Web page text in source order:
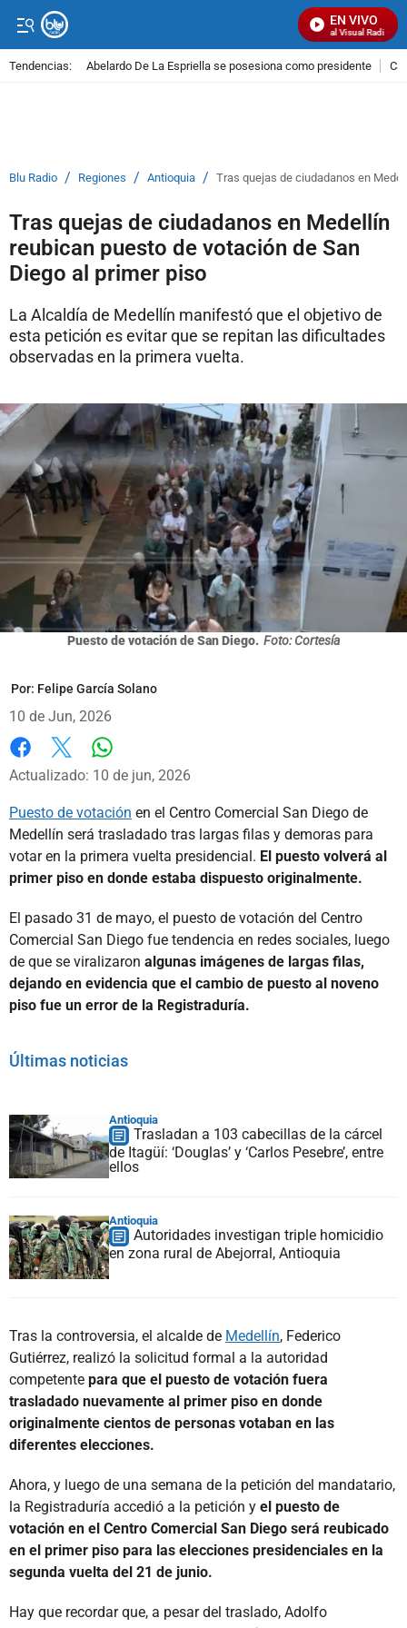
EN VIVO
Señal Visual Radio
Tendencias: Abelardo De La Espriella se posesiona como presidente
Blu Radio / Regiones / Antioquia / Tras quejas de ciudadanos en
Tras quejas de ciudadanos en Medellín
reubican puesto de votación de San
Diego al primer piso
La Alcaldía de Medellín manifestó que el objetivo de
esta petición es evitar que se repitan las dificultades
observadas en la primera vuelta.
Puesto de votación de San Diego. Foto: Cortesía
Por: Felipe García Solano
10 de Jun, 2026
Facebook
X
Actualizado: 10 de jun, 2026
Puesto de votación en el Centro Comercial San Diego de
Medellín será trasladado tras largas filas y demoras para
votar en la primera vuelta presidencial. El puesto volverá al
primer piso en donde estaba dispuesto originalmente.
El pasado 31 de mayo, el puesto de votación del Centro
Comercial San Diego fue tendencia en redes sociales, luego
de que se viralizaron algunas imágenes de largas filas,
dejando en evidencia que el cambio de puesto al noveno
piso fue un error de la Registraduría.
Últimas noticias
Antioquia
Trasladan a 103 cabecillas de la cárcel
de Itagüí: ‘Douglas’ y ‘Carlos Pesebre’, entre
ellos
Antioquia
Autoridades investigan triple homicidio
en zona rural de Abejorral, Antioquia
Tras la controversia, el alcalde de Medellín, Federico
Gutiérrez, realizó la solicitud formal a la autoridad
competente para que el puesto de votación fuera
trasladado nuevamente al primer piso en donde
originalmente cientos de personas votaban en las
diferentes elecciones.
Ahora, y luego de una semana de la petición del mandatario,
la Registraduría accedió a la petición y el puesto de
votación en el Centro Comercial San Diego será reubicado
en el primer piso para las elecciones presidenciales en la
segunda vuelta del 21 de junio.
Hay que recordar que, a pesar del traslado, Adolfo